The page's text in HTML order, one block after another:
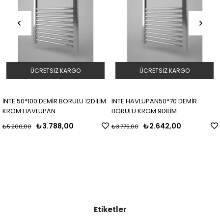
İNTE 50*100 DEMİR BORULU 12DİLİM
KROM HAVLUPAN
₺3.788,00
₺5.200,00
ÜCRETSIZ KARGO
INTE HAVLUPAN50*70 DEMİR
BORULU KROM 9DİLİM
₺2.642,00
₺3.775,00
ÜCRETSIZ KARGO
Etiketler